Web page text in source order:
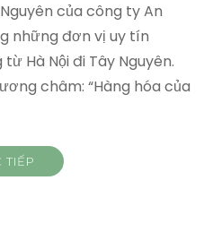
của công ty An
những đơn vị uy tín
Hà Nội đi Tây Nguyên.
châm: “Hàng hóa của
TIẾP